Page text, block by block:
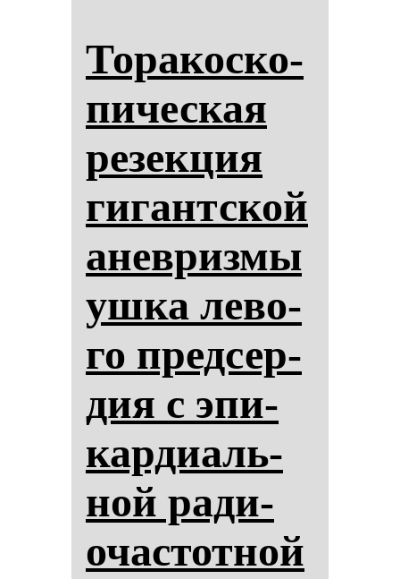
То­ра­кос­ко­
пи­чес­кая
ре­зек­ция
ги­гантской
анев­риз­мы
уш­ка ле­во­
го пред­сер­
дия с эпи­
кар­ди­аль­
ной ра­ди­
очас­тот­ной